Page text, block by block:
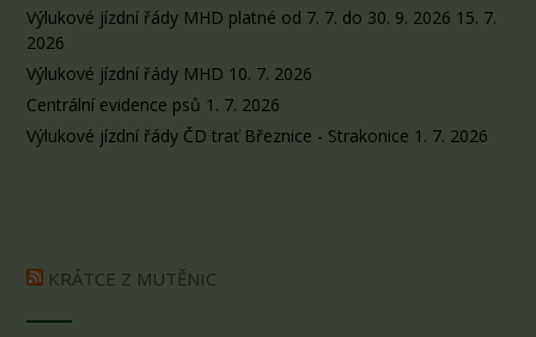
Výlukové jízdní řády MHD platné od 7. 7. do 30. 9. 2026 15. 7.
2026
Výlukové jízdní řády MHD 10. 7. 2026
Centrální evidence psů 1. 7. 2026
Výlukové jízdní řády ČD trať Březnice - Strakonice 1. 7. 2026
KRÁTCE Z MUTĚNIC